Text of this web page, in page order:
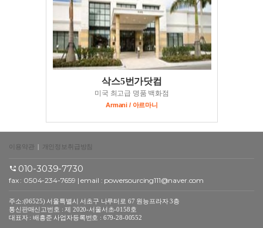
삭스5번가닷컴
미국 최고급 명품 백화점
Armani / 아르마니
이용약관 | 개인정보취급방침
010-3039-7730
fax : 0504-234-7659 | email : powersourcing111@naver.com
주소:(06525) 서울특별시 서초구 나루터로 67 원능프라자 3층
통신판매신고번호 : 제 2020-서울서초-0158호
대표자 : 배흥준 사업자등록번호 : 679-28-00552